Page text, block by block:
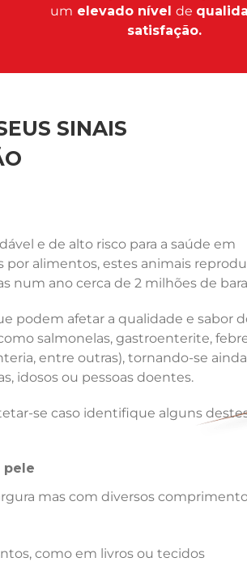
um elevado nível de
satisfação.
SINAIS
e de alto risco para a saúde em
alimentos, estes animais
num ano cerca de 2 milhões de
podem afetar a qualidade e sabor
salmonelas, gastroenterite,
entre outras), tornando-se
idosos ou pessoas doentes.
se caso identifique alguns
pele
mas com diversos
como em livros ou tecidos